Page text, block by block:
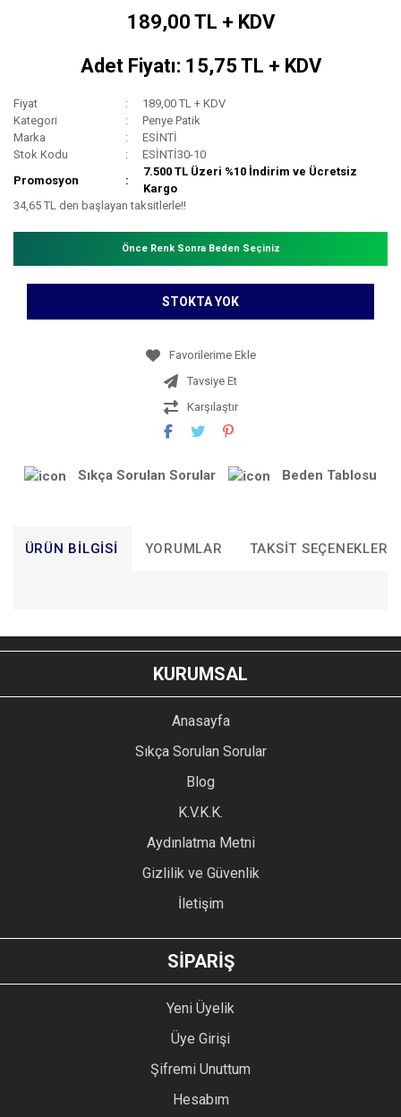
189,00 TL + KDV
Adet Fiyatı: 15,75 TL + KDV
Fiyat
189,00 TL + KDV
Kategori
Penye Patik
Marka
ESİNTİ
Stok Kodu
ESİNTİ30-10
Promosyon
7.500 TL Üzeri %10 İndirim ve Ücretsiz
Kargo
34,65 TL den başlayan taksitlerle!!
Önce Renk Sonra Beden Seçiniz
STOKTA YOK
Tavsiye Et
Karşılaştır
Sıkça Sorulan Sorular Beden Tablosu
ÜRÜN BILGISI YORUMLAR TAKSIT SEÇENEKLERI
YORUM YAZ
Bu ürünün fiyat bilgisi, resim, ürün açıklamalarında ve diğer
konularda yetersiz gördüğünüz noktaları öneri formunu
kullanarak tarafımıza iletebilirsiniz.
Ürün resmi kalitesiz, bozuk veya görüntülenemiyor.
Ürün açıklamasında eksik bilgiler bulunuyor.
Ürün bilgilerinde hatalar bulunuyor.
Ürün fiyatı diğer sitelerden daha pahalı.
GÖNDER
KURUMSAL
Anasayfa
Sıkça Sorulan Sorular
Blog
K.V.K.K.
Aydınlatma Metni
Gizlilik ve Güvenlik
İletişim
SİPARİŞ
Yeni Üyelik
Üye Girişi
Şifremi Unuttum
Hesabım